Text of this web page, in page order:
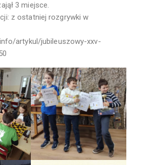
3 miejsce.
z ostatniej rozgrywki w
artykul/jubileuszowy-xxv-